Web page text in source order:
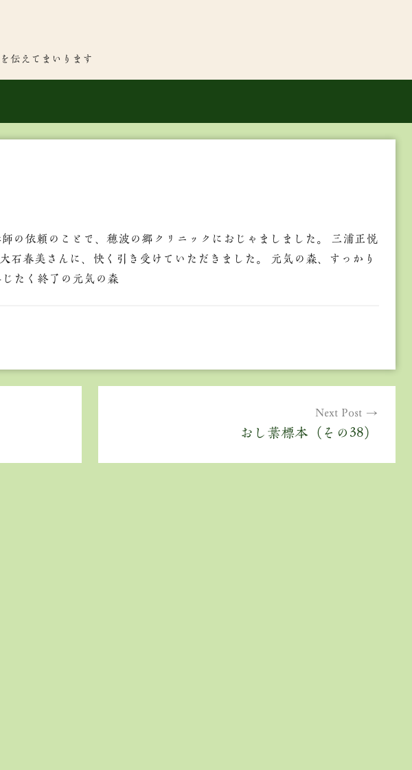
伝えてまいります
の依頼のことで、穂波の郷クリニックにおじゃましました。 三浦正悦
石春美さんに、快く引き受けていただきました。 元気の森、すっかり
たく終了の元気の森
Next Post
おし葉標本（その38）